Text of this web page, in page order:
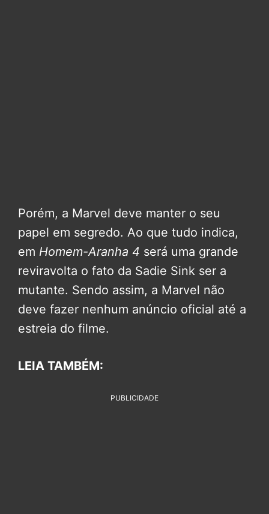
Porém, a Marvel deve manter o seu
papel em segredo. Ao que tudo indica,
em Homem-Aranha 4 será uma grande
reviravolta o fato da Sadie Sink ser a
mutante. Sendo assim, a Marvel não
deve fazer nenhum anúncio oficial até a
estreia do filme.
LEIA TAMBÉM:
PUBLICIDADE